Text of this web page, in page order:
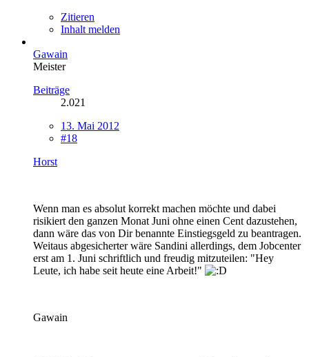
Zitieren
Inhalt melden
Gawain
Meister
Beiträge
2.021
13. Mai 2012
#18
Horst
Wenn man es absolut korrekt machen möchte und dabei
risikiert den ganzen Monat Juni ohne einen Cent dazustehen,
dann wäre das von Dir benannte Einstiegsgeld zu beantragen.
Weitaus abgesicherter wäre Sandini allerdings, dem Jobcenter
erst am 1. Juni schriftlich und freudig mitzuteilen: "Hey
Leute, ich habe seit heute eine Arbeit!"
Gawain